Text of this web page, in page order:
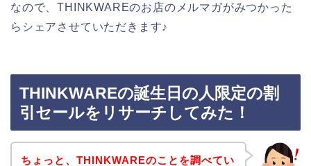
なので、THINKWAREのお店のメルマガがみつかった
らシェアさせていただきます♪
THINKWAREの誕生日の人限定の割
引セールをリサーチしてみた！
ちょっと、THINKWAREのことを調べてい